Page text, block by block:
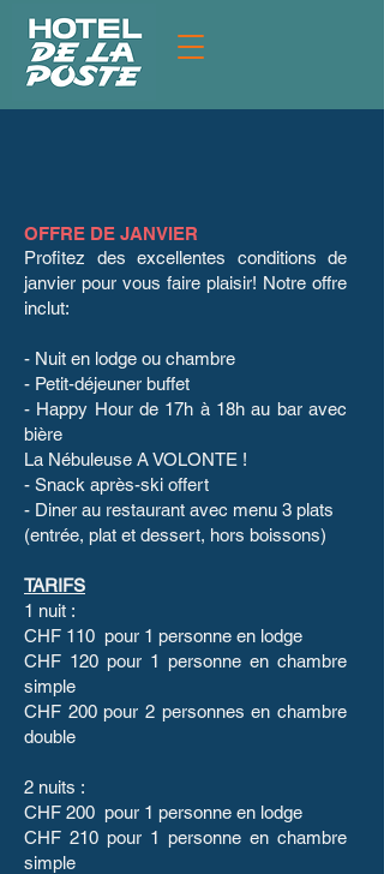
Offers
OFFRE DE JANVIER
Profitez des excellentes conditions de
janvier pour vous faire plaisir! Notre offre
inclut:
- Nuit en lodge ou chambre
- Petit-déjeuner buffet
- Happy Hour de 17h à 18h au bar avec
bière
La Nébuleuse A VOLONTE !
- Snack après-ski offert
- Diner au restaurant avec menu 3 plats
(entrée, plat et dessert, hors boissons)
TARIFS
1 nuit :
CHF 110 pour 1 personne en lodge
CHF 120 pour 1 personne en chambre
simple
CHF 200 pour 2 personnes en chambre
double
2 nuits :
CHF 200 pour 1 personne en lodge
CHF 210 pour 1 personne en chambre
simple